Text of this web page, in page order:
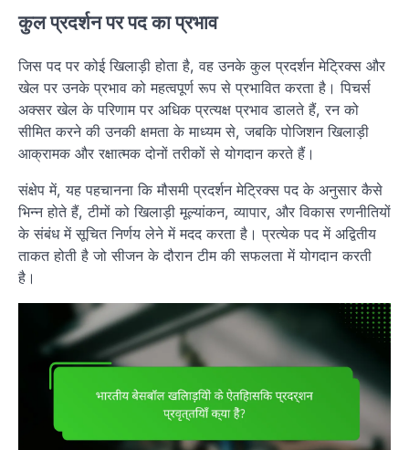
कुल प्रदर्शन पर पद का प्रभाव
जिस पद पर कोई खिलाड़ी होता है, वह उनके कुल प्रदर्शन मेट्रिक्स और
खेल पर उनके प्रभाव को महत्वपूर्ण रूप से प्रभावित करता है। पिचर्स
अक्सर खेल के परिणाम पर अधिक प्रत्यक्ष प्रभाव डालते हैं, रन को
सीमित करने की उनकी क्षमता के माध्यम से, जबकि पोजिशन खिलाड़ी
आक्रामक और रक्षात्मक दोनों तरीकों से योगदान करते हैं।
संक्षेप में, यह पहचानना कि मौसमी प्रदर्शन मेट्रिक्स पद के अनुसार कैसे
भिन्न होते हैं, टीमों को खिलाड़ी मूल्यांकन, व्यापार, और विकास रणनीतियों
के संबंध में सूचित निर्णय लेने में मदद करता है। प्रत्येक पद में अद्वितीय
ताकत होती है जो सीजन के दौरान टीम की सफलता में योगदान करती
है।